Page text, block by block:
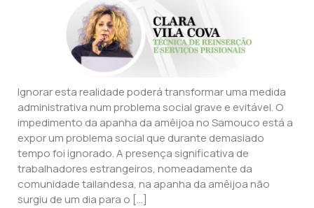
Ignorar esta realidade poderá transformar uma medida
administrativa num problema social grave e evitável. O
impedimento da apanha da amêijoa no Samouco está a
expor um problema social que durante demasiado
tempo foi ignorado. A presença significativa de
trabalhadores estrangeiros, nomeadamente da
comunidade tailandesa, na apanha da amêijoa não
surgiu de um dia para o […]